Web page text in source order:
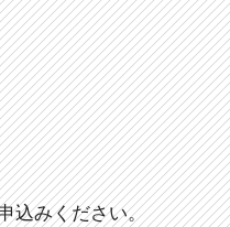
込みください。